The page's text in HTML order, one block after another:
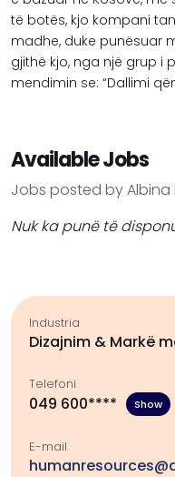
të botës, kjo kompani
madhe, duke punësuar
gjithë kjo, nga një grup i
mendimin se: “Dallimi
Available Jobs
Jobs posted by Albina
Nuk ka punë të
Industria
Dizajnim & Markë
Telefoni
049 600**** Show
E-mail